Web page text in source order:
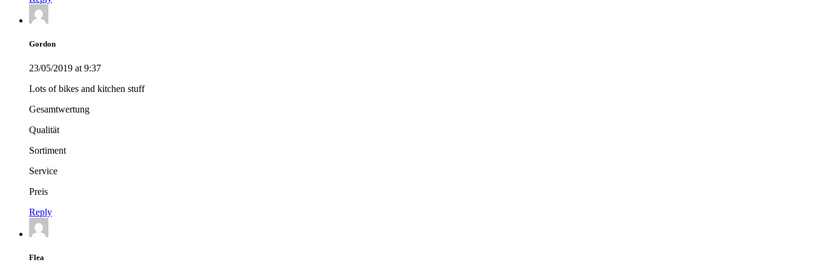
Gordon
23/05/2019 at 9:37
Lots of bikes and kitchen stuff
Gesamtwertung
Qualität
Sortiment
Service
Preis
Reply
Flea